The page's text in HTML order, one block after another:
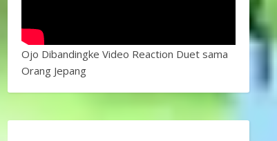
Ojo Dibandingke Video Reaction Duet sama
Orang Jepang